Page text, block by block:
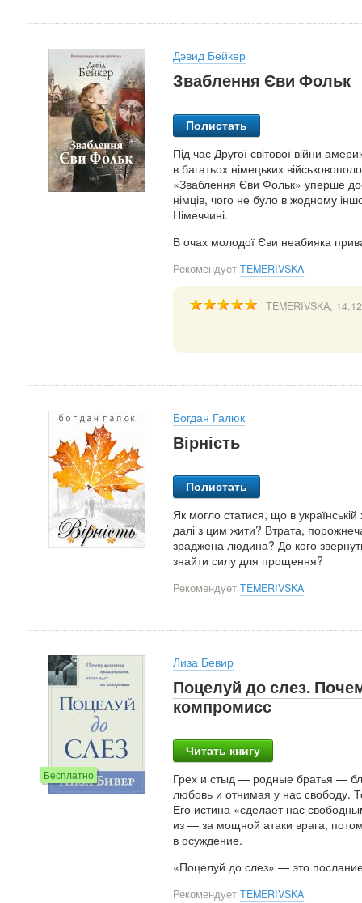
Дэвид Бейкер
Зваблення Єви Фольк
Полистать
Під час Другої світової війни
в багатьох німецьких
«Зваблення Єви Фольк» уперше
німців, чого не було в жодному
Німеччині.
В очах молодої Єви неабияка
Рекомендует TEMERIVSKA
TEMERIVSKA,
Богдан Галюк
Вірність
Полистать
Як могло статися, що в
далі з цим жити? Втрата,
зраджена людина? До кого
знайти силу для прощення?
Рекомендует TEMERIVSKA
Бесплатно
Лиза Бевир
Поцелуй до слез.
компромисс
Читать книгу
Грех и стыд — родные братья —
любовь и отнимая у нас свободу.
Его истина «сделает нас
из — за мощной атаки врага,
в осуждение.
«Поцелуй до слез» — это
Рекомендует TEMERIVSKA